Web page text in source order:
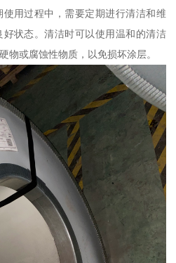
用过程中，需要定期进行清洁和维
状态。清洁时可以使用温和的清洁
物或腐蚀性物质，以免损坏涂层。